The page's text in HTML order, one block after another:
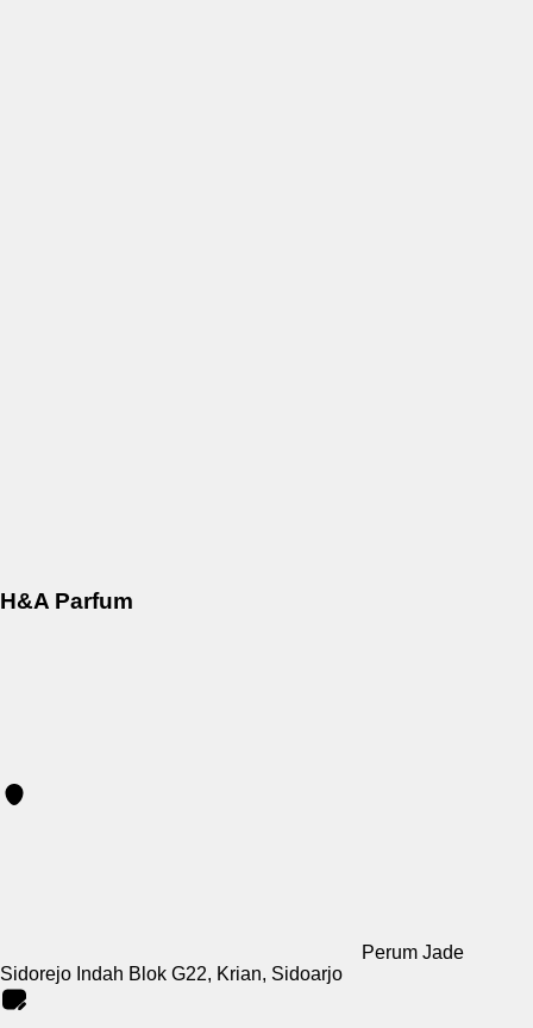
H&A Parfum
Perum Jade
Sidorejo Indah Blok G22, Krian, Sidoarjo